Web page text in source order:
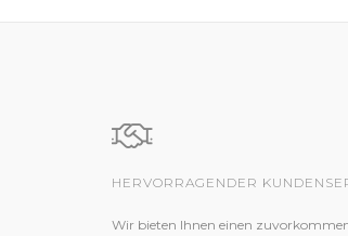
HERVORRAGENDER
Wir bieten Ihnen einen